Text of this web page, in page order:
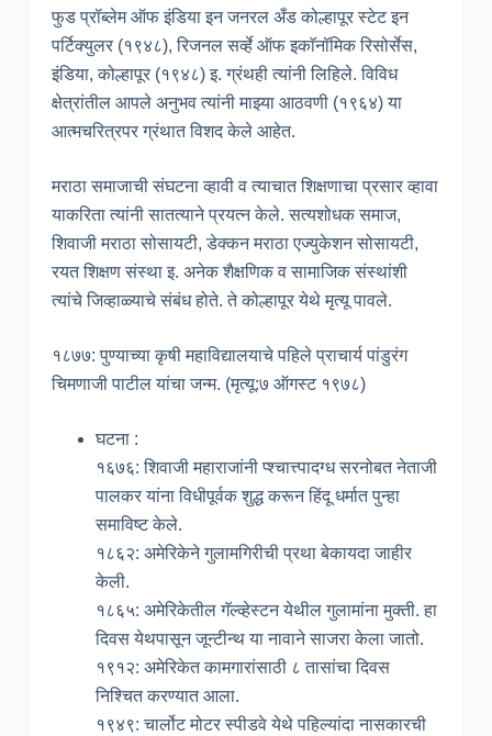
फुड प्रॉब्लेम ऑफ इंडिया इन जनरल अँड कोल्हापूर स्टेट इन
पर्टिक्युलर (१९४८), रिजनल सर्व्हे ऑफ इकाॅनॉमिक रिसोर्सेस,
इंडिया, कोल्हापूर (१९४८) इ. ग्रंथही त्यांनी लिहिले. विविध
क्षेत्रांतील आपले अनुभव त्यांनी माझ्या आठवणी (१९६४) या
आत्मचरित्रपर ग्रंथात विशद केले आहेत.
मराठा समाजाची संघटना व्हावी व त्याचात शिक्षणाचा प्रसार व्हावा
याकरिता त्यांनी सातत्याने प्रयत्न केले. सत्यशोधक समाज,
शिवाजी मराठा सोसायटी, डेक्कन मराठा एज्युकेशन सोसायटी,
रयत शिक्षण संस्था इ. अनेक शैक्षणिक व सामाजिक संस्थांशी
त्यांचे जिव्हाळ्याचे संबंध होते. ते कोल्हापूर येथे मृत्यू पावले.
१८७७: पुण्याच्या कृषी महाविद्यालयाचे पहिले प्राचार्य पांडुरंग
चिमणाजी पाटील यांचा जन्म. (मृत्यू:७ ऑगस्ट १९७८)
घटना :
१६७६: शिवाजी महाराजांनी प्श्चात्त्पादग्ध सरनोबत नेताजी
पालकर यांना विधीपूर्वक शुद्ध करून हिंदू धर्मात पुन्हा
समाविष्ट केले.
१८६२: अमेरिकेने गुलामगिरीची प्रथा बेकायदा जाहीर
केली.
१८६५: अमेरिकेतील गॅल्व्हेस्टन येथील गुलामांना मुक्ती. हा
दिवस येथपासून जून्टीन्थ या नावाने साजरा केला जातो.
१९१२: अमेरिकेत कामगारांसाठी ८ तासांचा दिवस
निश्चित करण्यात आला.
१९४९: चार्लोट मोटर स्पीडवे येथे पहिल्यांदा नासकारची